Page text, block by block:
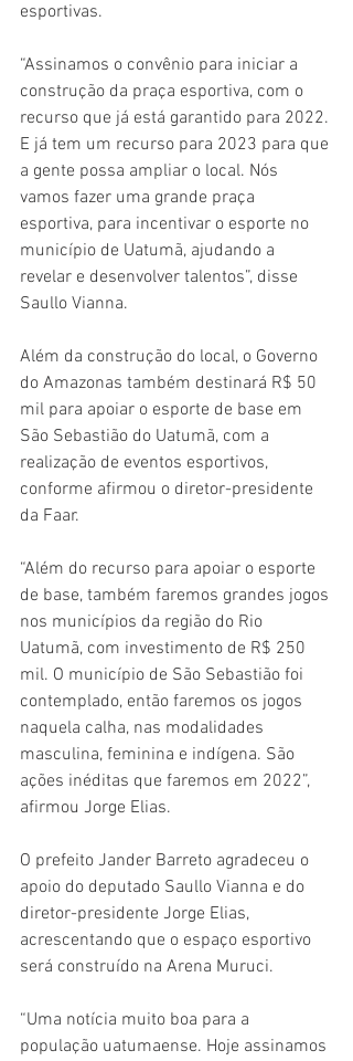
esportivas.
“Assinamos o convênio para iniciar a
construção da praça esportiva, com o
recurso que já está garantido para 2022.
E já tem um recurso para 2023 para que
a gente possa ampliar o local. Nós
vamos fazer uma grande praça
esportiva, para incentivar o esporte no
município de Uatumã, ajudando a
revelar e desenvolver talentos”, disse
Saullo Vianna.
Além da construção do local, o Governo
do Amazonas também destinará R$ 50
mil para apoiar o esporte de base em
São Sebastião do Uatumã, com a
realização de eventos esportivos,
conforme afirmou o diretor-presidente
da Faar.
“Além do recurso para apoiar o esporte
de base, também faremos grandes jogos
nos municípios da região do Rio
Uatumã, com investimento de R$ 250
mil. O município de São Sebastião foi
contemplado, então faremos os jogos
naquela calha, nas modalidades
masculina, feminina e indígena. São
ações inéditas que faremos em 2022”,
afirmou Jorge Elias.
O prefeito Jander Barreto agradeceu o
apoio do deputado Saullo Vianna e do
diretor-presidente Jorge Elias,
acrescentando que o espaço esportivo
será construído na Arena Muruci.
“Uma notícia muito boa para a
população uatumaense. Hoje assinamos